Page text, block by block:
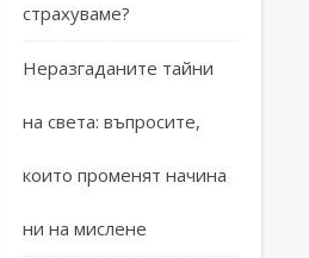
страхуваме?
Неразгаданите тайни
на света: въпросите,
които променят начина
ни на мислене